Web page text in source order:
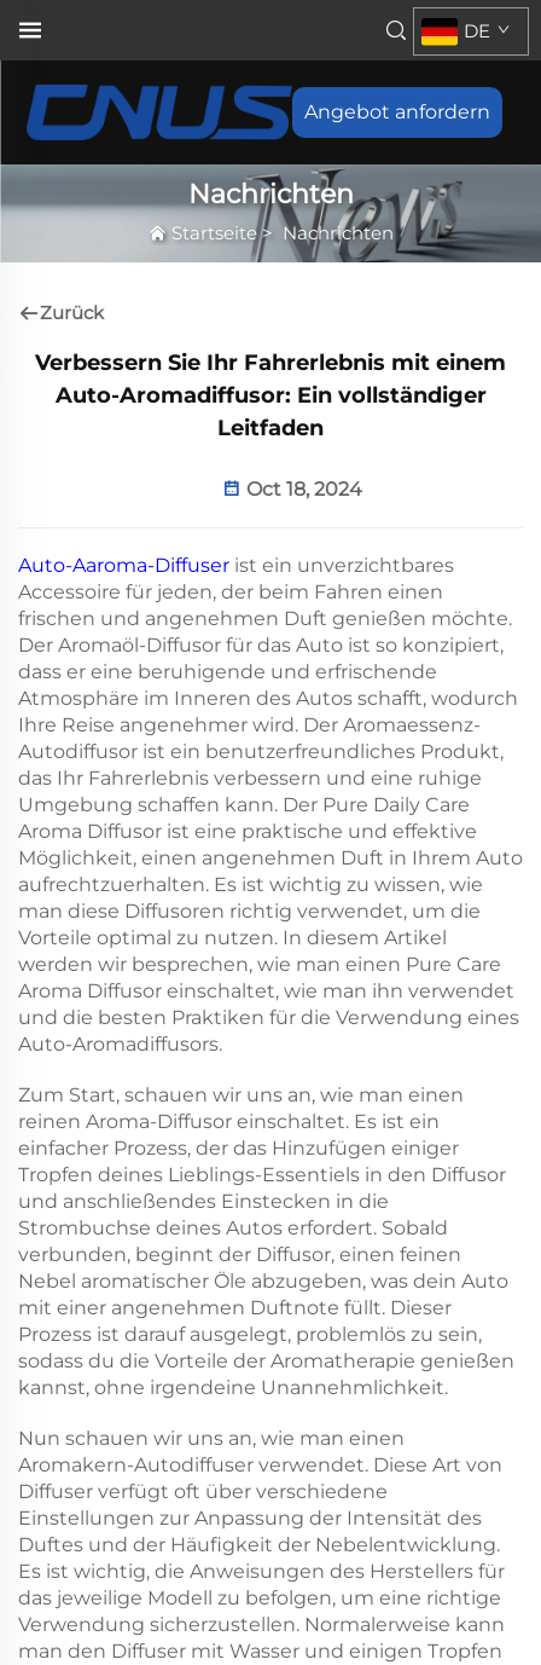
Angebot anfordern
DE
Nachrichten
Startseite> Nachrichten
Zurück
Verbessern Sie Ihr Fahrerlebnis mit einem
Auto-Aromadiffusor: Ein vollständiger
Leitfaden
Oct 18, 2024
Auto-Aaroma-Diffuser ist ein unverzichtbares
Accessoire für jeden, der beim Fahren einen
frischen und angenehmen Duft genießen möchte.
Der Aromaöl-Diffusor für das Auto ist so konzipiert,
dass er eine beruhigende und erfrischende
Atmosphäre im Inneren des Autos schafft, wodurch
Ihre Reise angenehmer wird. Der Aromaessenz-
Autodiffusor ist ein benutzerfreundliches Produkt,
das Ihr Fahrerlebnis verbessern und eine ruhige
Umgebung schaffen kann. Der Pure Daily Care
Aroma Diffusor ist eine praktische und effektive
Möglichkeit, einen angenehmen Duft in Ihrem Auto
aufrechtzuerhalten. Es ist wichtig zu wissen, wie
man diese Diffusoren richtig verwendet, um die
Vorteile optimal zu nutzen. In diesem Artikel
werden wir besprechen, wie man einen Pure Care
Aroma Diffusor einschaltet, wie man ihn verwendet
und die besten Praktiken für die Verwendung eines
Auto-Aromadiffusors.
Zum Start, schauen wir uns an, wie man einen
reinen Aroma-Diffusor einschaltet. Es ist ein
einfacher Prozess, der das Hinzufügen einiger
Tropfen deines Lieblings-Essentiels in den Diffusor
und anschließendes Einstecken in die
Strombuchse deines Autos erfordert. Sobald
verbunden, beginnt der Diffusor, einen feinen
Nebel aromatischer Öle abzugeben, was dein Auto
mit einer angenehmen Duftnote füllt. Dieser
Prozess ist darauf ausgelegt, problemlös zu sein,
sodass du die Vorteile der Aromatherapie genießen
kannst, ohne irgendeine Unannehmlichkeit.
Nun schauen wir uns an, wie man einen
Aromakern-Autodiffuser verwendet. Diese Art von
Diffuser verfügt oft über verschiedene
Einstellungen zur Anpassung der Intensität des
Duftes und der Häufigkeit der Nebelentwicklung.
Es ist wichtig, die Anweisungen des Herstellers für
das jeweilige Modell zu befolgen, um eine richtige
Verwendung sicherzustellen. Normalerweise kann
man den Diffuser mit Wasser und einigen Tropfen